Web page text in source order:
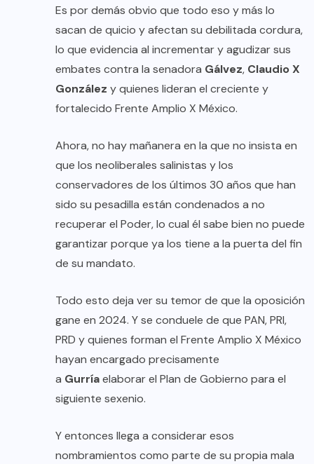
Es por demás obvio que todo eso y más lo
sacan de quicio y afectan su debilitada cordura,
lo que evidencia al incrementar y agudizar sus
embates contra la senadora Gálvez, Claudio X
González y quienes lideran el creciente y
fortalecido Frente Amplio X México.
Ahora, no hay mañanera en la que no insista en
que los neoliberales salinistas y los
conservadores de los últimos 30 años que han
sido su pesadilla están condenados a no
recuperar el Poder, lo cual él sabe bien no puede
garantizar porque ya los tiene a la puerta del fin
de su mandato.
Todo esto deja ver su temor de que la oposición
gane en 2024. Y se conduele de que PAN, PRI,
PRD y quienes forman el Frente Amplio X México
hayan encargado precisamente
a Gurríaelaborar el Plan de Gobierno para el
siguiente sexenio.
Y entonces llega a considerar esos
nombramientos como parte de su propia mala